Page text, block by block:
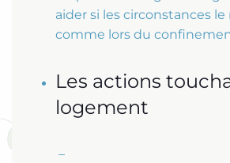
aider si les circonstances
comme lors du
Les actions
logement
–